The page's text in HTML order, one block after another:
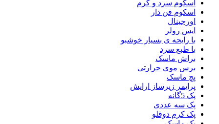
اسکوم سرد و گرم
اسکوم فن دار
اورجینال
ایس رولر
با رایحه ی بسیار خوشبو
با طبع سرد
براش ماسک
برس موی حرارتی
پچ ماسک
پرایمر زیرساز ارایش
پک 5گانه
پک سه عددی
پک کرم دوقلو